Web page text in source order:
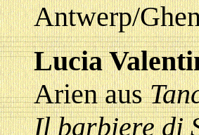
Antwerp/
Lucia
Arien aus
Il barbiere di